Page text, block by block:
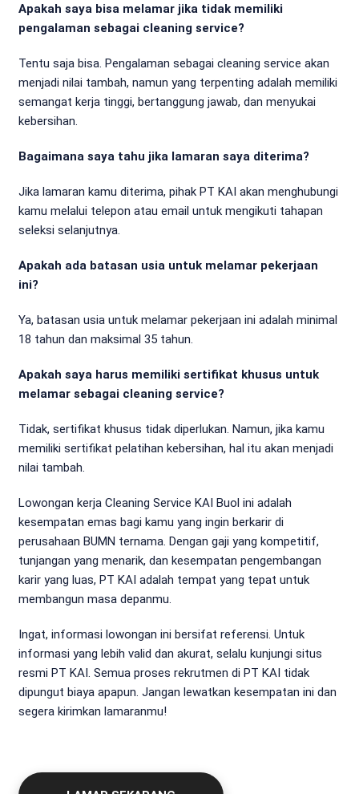
Apakah saya bisa melamar jika tidak memiliki
pengalaman sebagai cleaning service?
Tentu saja bisa. Pengalaman sebagai cleaning service akan
menjadi nilai tambah, namun yang terpenting adalah memiliki
semangat kerja tinggi, bertanggung jawab, dan menyukai
kebersihan.
Bagaimana saya tahu jika lamaran saya diterima?
Jika lamaran kamu diterima, pihak PT KAI akan menghubungi
kamu melalui telepon atau email untuk mengikuti tahapan
seleksi selanjutnya.
Apakah ada batasan usia untuk melamar pekerjaan
ini?
Ya, batasan usia untuk melamar pekerjaan ini adalah minimal
18 tahun dan maksimal 35 tahun.
Apakah saya harus memiliki sertifikat khusus untuk
melamar sebagai cleaning service?
Tidak, sertifikat khusus tidak diperlukan. Namun, jika kamu
memiliki sertifikat pelatihan kebersihan, hal itu akan menjadi
nilai tambah.
Lowongan kerja Cleaning Service KAI Buol ini adalah
kesempatan emas bagi kamu yang ingin berkarir di
perusahaan BUMN ternama. Dengan gaji yang kompetitif,
tunjangan yang menarik, dan kesempatan pengembangan
karir yang luas, PT KAI adalah tempat yang tepat untuk
membangun masa depanmu.
Ingat, informasi lowongan ini bersifat referensi. Untuk
informasi yang lebih valid dan akurat, selalu kunjungi situs
resmi PT KAI. Semua proses rekrutmen di PT KAI tidak
dipungut biaya apapun. Jangan lewatkan kesempatan ini dan
segera kirimkan lamaranmu!